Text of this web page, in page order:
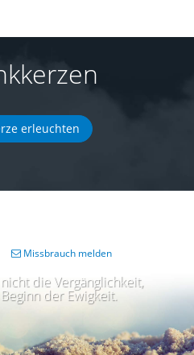
erleuchten
die Vergänglichkeit,
der Ewigkeit.
Missbrauch melden